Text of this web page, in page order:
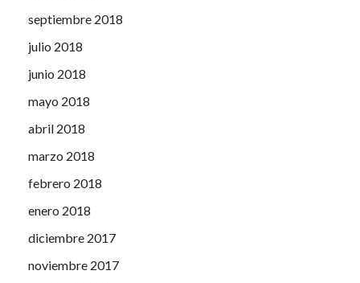
septiembre 2018
julio 2018
junio 2018
mayo 2018
abril 2018
marzo 2018
febrero 2018
enero 2018
diciembre 2017
noviembre 2017